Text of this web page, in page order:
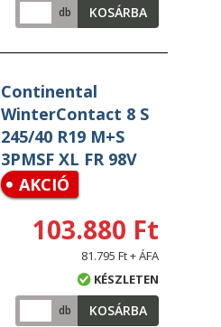
db KOSÁRBA
Continental
WinterContact 8 S
245/40 R19 M+S
3PMSF XL FR 98V
AKCIÓ
103.880 Ft
81.795 Ft + ÁFA
KÉSZLETEN
db KOSÁRBA